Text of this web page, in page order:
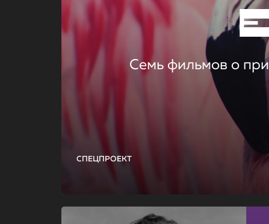
СПЕЦПРОЕКТ
Семь фильмов о